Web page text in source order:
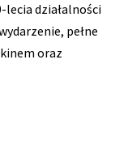
lecia działalności
pełne
oraz